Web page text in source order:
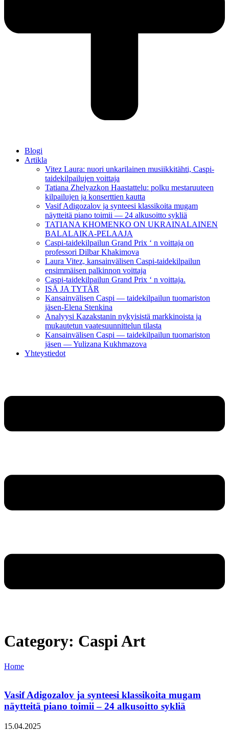
Blogi
Artikla
Vitez Laura: nuori unkarilainen musiikkitähti, Caspi-
taidekilpailujen voittaja
Tatiana Zhelyazkon Haastattelu: polku mestaruuteen
kilpailujen ja konserttien kautta
Vasif Adigozalov ja synteesi klassikoita mugam
näytteitä piano toimii — 24 alkusoitto sykliä
TATIANA KHOMENKO ON UKRAINALAINEN
BALALAIKA-PELAAJA
Caspi-taidekilpailun Grand Prix ‘ n voittaja on
professori Dilbar Khakimova
Laura Vitez, kansainvälisen Caspi-taidekilpailun
ensimmäisen palkinnon voittaja
Caspi-taidekilpailun Grand Prix ‘ n voittaja.
ISÄ JA TYTÄR
Kansainvälisen Caspi — taidekilpailun tuomariston
jäsen-Elena Stenkina
Analyysi Kazakstanin nykyisistä markkinoista ja
mukautetun vaatesuunnittelun tilasta
Kansainvälisen Caspi — taidekilpailun tuomariston
jäsen — Yulizana Kukhmazova
Yhteystiedot
Category: Caspi Art
Home
Vasif Adigozalov ja synteesi klassikoita mugam
näytteitä piano toimii – 24 alkusoitto sykliä
15.04.2025